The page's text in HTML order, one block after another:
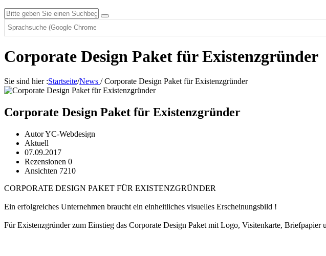
Corporate Design Paket für Existenzgründer
Sie sind hier :Startseite/News / Corporate Design Paket für Existenzgründer
Corporate Design Paket für Existenzgründer
Autor YC-Webdesign
Aktuell
07.09.2017
Rezensionen 0
Ansichten 7210
CORPORATE DESIGN PAKET FÜR EXISTENZGRÜNDER
Ein erfolgreiches Unternehmen braucht ein einheitliches visuelles Erscheinungsbild !
Für Existenzgründer zum Einstieg das Corporate Design Paket mit Logo, Visitenkarte, Briefpapier